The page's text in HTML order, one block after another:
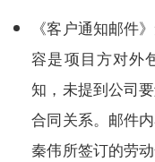
《客户通知邮件
容是项目方对外
知，未提到公司
合同关系。邮件
秦伟所签订的劳